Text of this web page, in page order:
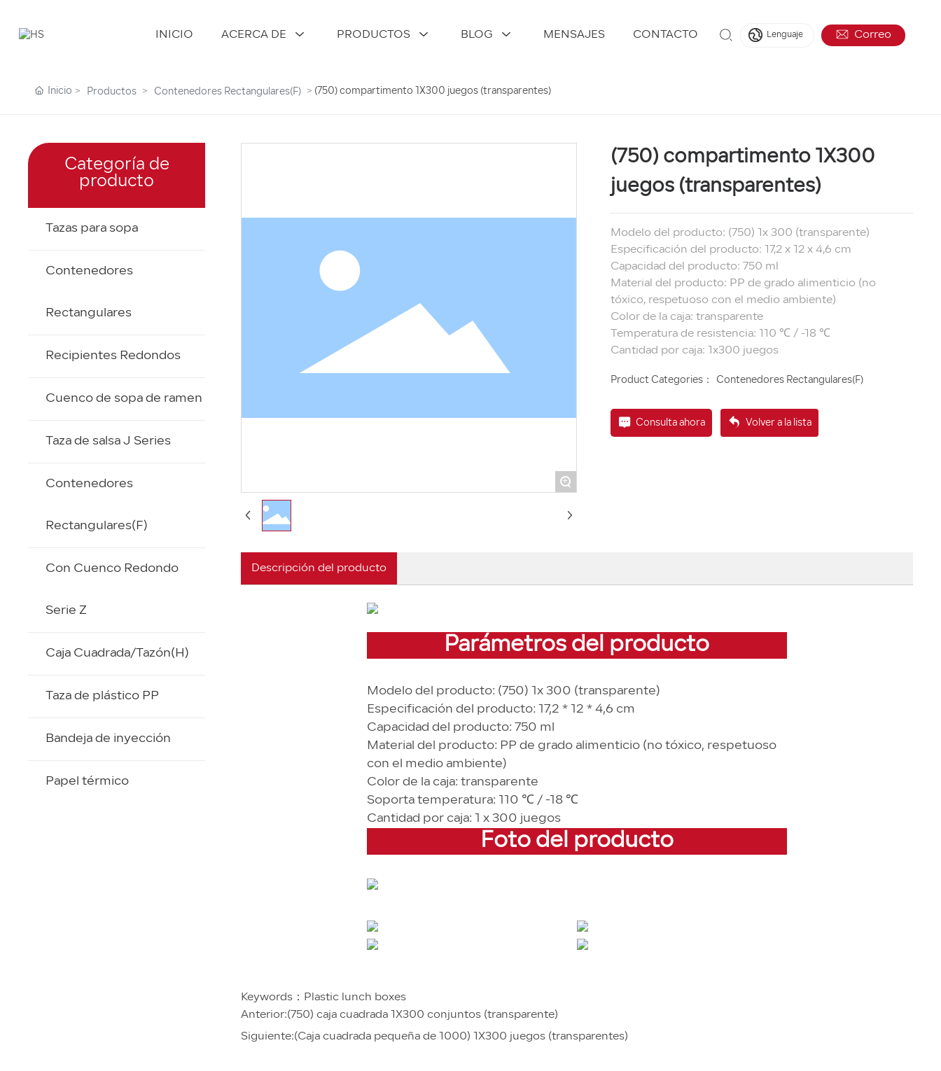
INICIO ACERCA DE PRODUCTOS BLOG MENSAJES CONTACTO Lenguaje Correo
Inicio Productos Contenedores Rectangulares(F) (750) compartimento 1X300 juegos (transparentes)
Categoría de
producto
Tazas para sopa
Contenedores
Rectangulares
Recipientes Redondos
Cuenco de sopa de ramen
Taza de salsa J Series
Contenedores
Rectangulares(F)
Con Cuenco Redondo
Serie Z
Caja Cuadrada/Tazón(H)
Taza de plástico PP
Bandeja de inyección
Papel térmico
+
(750) compartimento 1X300
juegos (transparentes)
Modelo del producto: (750) 1x 300 (transparente)
Especificación del producto: 17,2 x 12 x 4,6 cm
Capacidad del producto: 750 ml
Material del producto: PP de grado alimenticio (no
tóxico, respetuoso con el medio ambiente)
Color de la caja: transparente
Temperatura de resistencia: 110 ℃ / -18 ℃
Cantidad por caja: 1x300 juegos
Product Categories： Contenedores Rectangulares(F)
Consulta ahora Volver a la lista
Descripción del producto
Parámetros del producto
Modelo del producto: (750) 1x 300 (transparente)
Especificación del producto: 17,2 * 12 * 4,6 cm
Capacidad del producto: 750 ml
Material del producto: PP de grado alimenticio (no tóxico, respetuoso
con el medio ambiente)
Color de la caja: transparente
Soporta temperatura: 110 ℃ / -18 ℃
Cantidad por caja: 1 x 300 juegos
Foto del producto
Keywords：
Plastic lunch boxes
Anterior:(750) caja cuadrada 1X300 conjuntos (transparente)
Siguiente:(Caja cuadrada pequeña de 1000) 1X300 juegos (transparentes)